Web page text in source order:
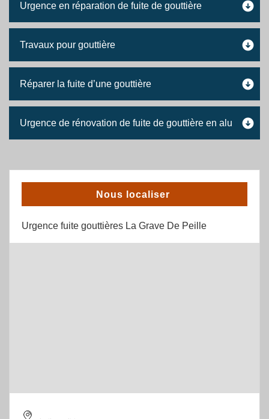
Urgence en réparation de fuite de gouttière
Travaux pour gouttière
Réparer la fuite d’une gouttière
Urgence de rénovation de fuite de gouttière en alu
Nous localiser
Urgence fuite gouttières La Grave De Peille